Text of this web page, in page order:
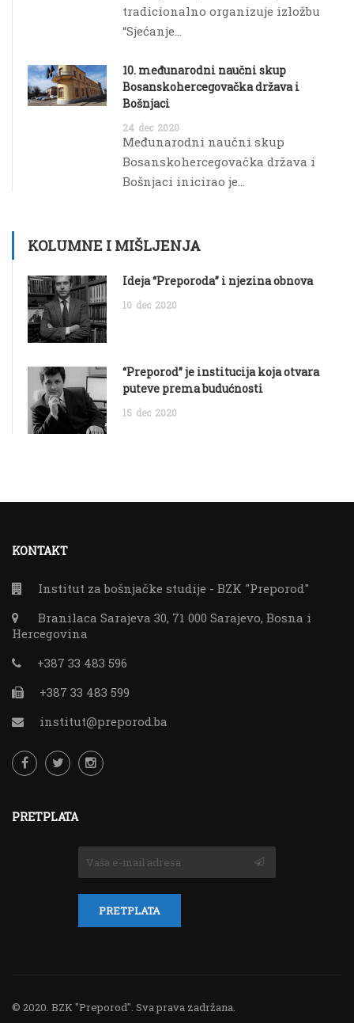
tradicionalno organizuje izložbu
“Sjećanje...
10. međunarodni naučni skup
Bosanskohercegovačka država i
Bošnjaci
24 dec 2020
Međunarodni naučni skup
Bosanskohercegovačka država i
Bošnjaci inicirao je...
KOLUMNE I MIŠLJENJA
Ideja “Preporoda” i njezina obnova
10 dec 2020
“Preporod” je institucija koja otvara
puteve prema budućnosti
15 dec 2020
KONTAKT
Institut za bošnjačke studije - BZK "Preporod"
Branilaca Sarajeva 30, 71 000 Sarajevo, Bosna i
Hercegovina
+387 33 483 596
+387 33 483 599
institut@preporod.ba
PRETPLATA
© 2020. BZK "Preporod". Sva prava zadržana.